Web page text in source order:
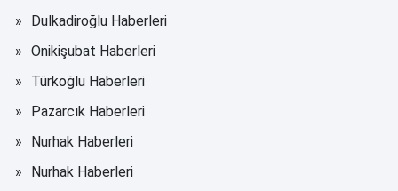
Dulkadiroğlu Haberleri
Onikişubat Haberleri
Türkoğlu Haberleri
Pazarcık Haberleri
Nurhak Haberleri
Nurhak Haberleri